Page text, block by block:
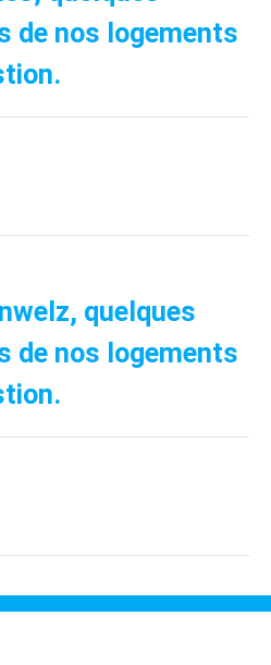
de nos logements
quelques
de nos logements